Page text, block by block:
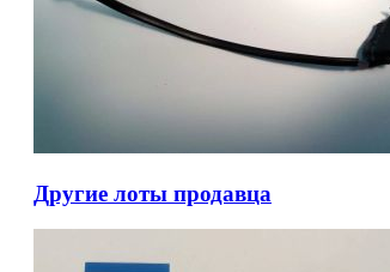
Другие лоты продавца